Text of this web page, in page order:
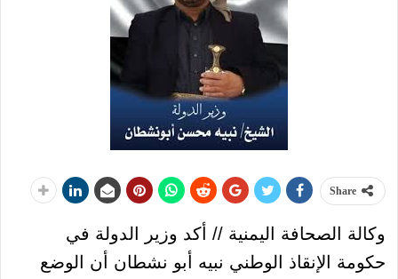
Share
وكالة الصحافة اليمنية // أكد وزير الدولة في
حكومة الإنقاذ الوطني نبيه أبو نشطان أن الوضع